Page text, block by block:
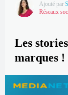
Ajouté par
Réseaux
Les
marques !